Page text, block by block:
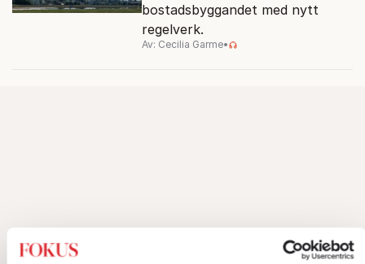
bostadsbyggandet med nytt
regelverk.
Av: Cecilia Garme•